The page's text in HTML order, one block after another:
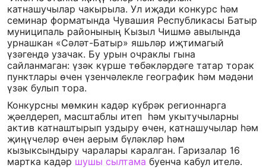
катнашучылар чакырыла. Ул иҗади конкурс һәм
семинар форматында Чувашия Республикасы Батыр
муниципаль районының Кызыл Чишмә авылында
урнашкан «Сәләт-Батыр» яшьләр иҗтимагый
үзәгендә узачак. Бу урын очраклы гына
сайланмаган: үзәк күрше төбәкләрдәге татар торак
пунктлары өчен үзенчәлекле географик һәм мәдәни
үзәк булып тора.
Конкурсны мөмкин кадәр күбрәк регионнарга
җәелдереп, масштаблы итеп һәм укытучыларны
актив катнаштырып уздыру өчен, катнашучылар һәм
җиңүчеләр өчен аерым бүләкләр һәм
кызыксындыру чаралары каралган. Гаризалар 16
мартка кадәр шушы сылтама буенча кабул ителә.